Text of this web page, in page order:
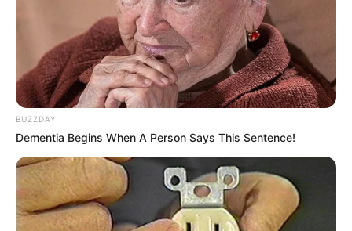
BUZZDAY
Dementia Begins When A Person Says This Sentence!